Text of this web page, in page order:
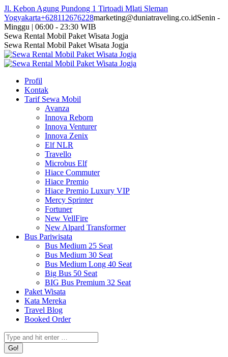
Skip
to
content
Jl. Kebon Agung Pundong 1 Tirtoadi Mlati Sleman
Yogyakarta+628112676228marketing@duniatraveling.co.idSenin -
Minggu | 06:00 - 23:30 WIB
Facebook
page
opens
in
window
Twitter
page
opens
in
window
Instagram
page
opens
in
window
YouTube
page
opens
in
window
Sewa Rental Mobil Paket Wisata Jogja
Sewa Rental Mobil Paket Wisata Jogja
Profil
Kontak
Tarif Sewa Mobil
Avanza
Innova Reborn
Innova Venturer
Innova Zenix
Elf NLR
Travello
Microbus Elf
Hiace Commuter
Hiace Premio
Hiace Premio Luxury VIP
Mercy Sprinter
Fortuner
New VellFire
New Alpard Transformer
Bus Pariwisata
Bus Medium 25 Seat
Bus Medium 30 Seat
Bus Medium Long 40 Seat
Big Bus 50 Seat
BIG Bus Premium 32 Seat
Paket Wisata
Kata Mereka
Travel Blog
Booked Order
Search: